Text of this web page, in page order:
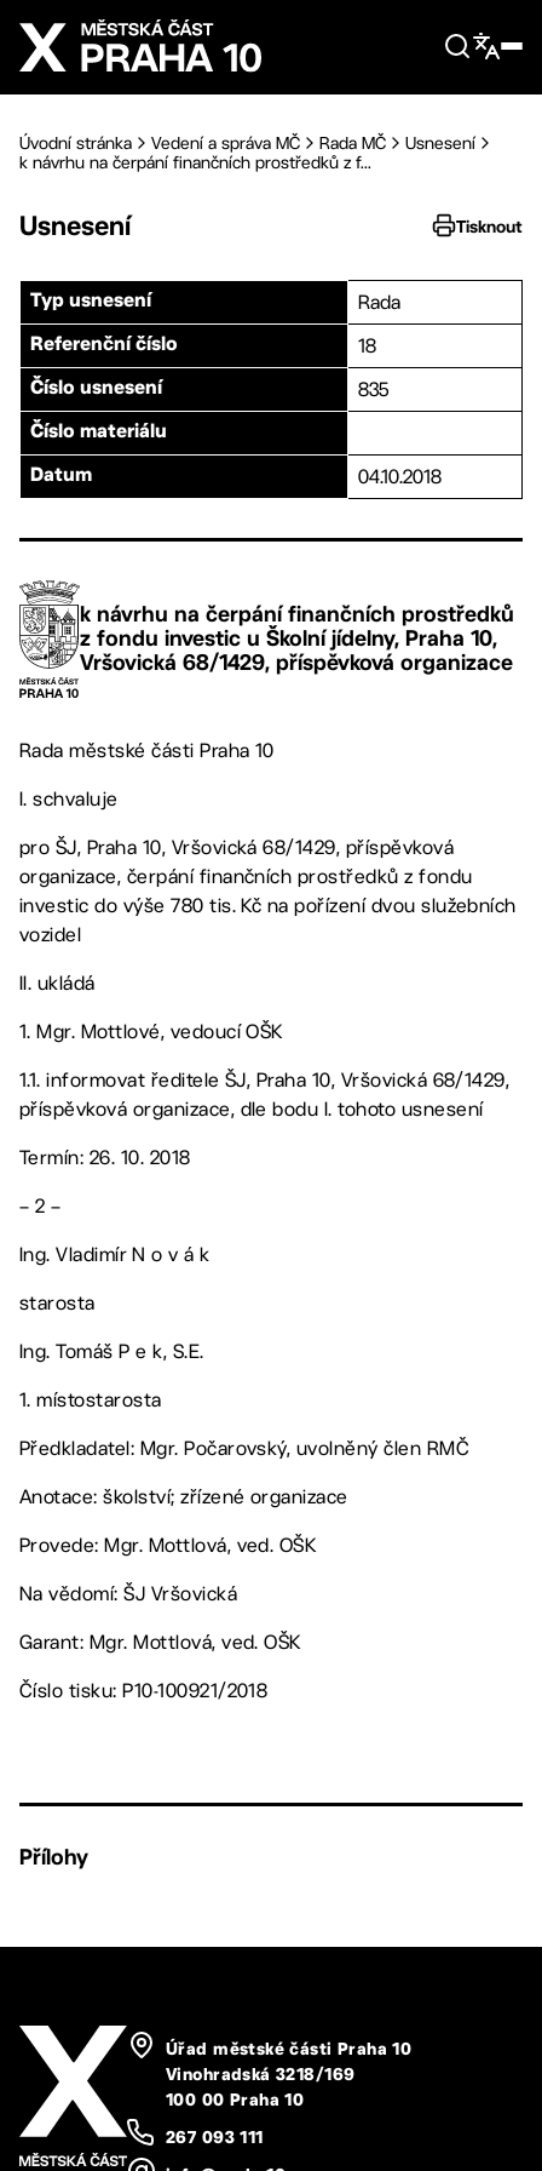
Přejít na hlavní obsah
Úvodní stránka Vedení a správa MČ Rada MČ
Usnesení
k návrhu na čerpání finančních prostředků z f...
Usnesení Tisknout
Typ usnesení Rada
Referenční číslo 18
Číslo usnesení 835
Číslo materiálu
Datum 04.10.2018
k návrhu na čerpání finančních prostředků
z fondu investic u Školní jídelny, Praha 10,
Vršovická 68/1429, příspěvková organizace
Rada městské části Praha 10
I. schvaluje
pro ŠJ, Praha 10, Vršovická 68/1429, příspěvková
organizace, čerpání finančních prostředků z fondu
investic do výše 780 tis. Kč na pořízení dvou služebních
vozidel
II. ukládá
1. Mgr. Mottlové, vedoucí OŠK
1.1. informovat ředitele ŠJ, Praha 10, Vršovická 68/1429,
příspěvková organizace, dle bodu I. tohoto usnesení
Termín: 26. 10. 2018
– 2 –
Ing. Vladimír N o v á k
starosta
Ing. Tomáš P e k, S.E.
1. místostarosta
Předkladatel: Mgr. Počarovský, uvolněný člen RMČ
Anotace: školství; zřízené organizace
Provede: Mgr. Mottlová, ved. OŠK
Na vědomí: ŠJ Vršovická
Garant: Mgr. Mottlová, ved. OŠK
Číslo tisku: P10-100921/2018
Přílohy
Úřad městské části Praha 10
Vinohradská 3218/169
100 00 Praha 10
267 093 111